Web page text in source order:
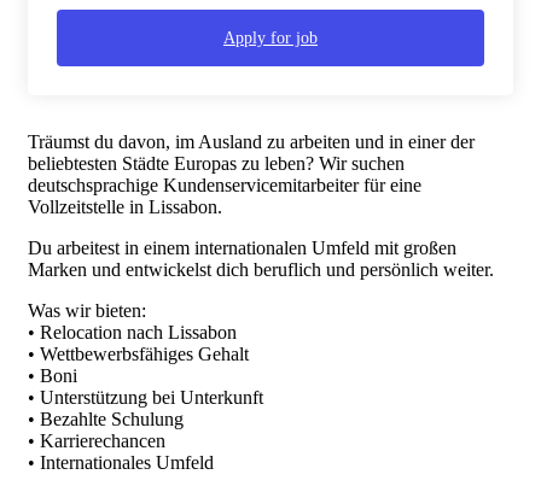
Apply for job
Träumst du davon, im Ausland zu arbeiten und in einer der
beliebtesten Städte Europas zu leben? Wir suchen
deutschsprachige Kundenservicemitarbeiter für eine
Vollzeitstelle in Lissabon.
Du arbeitest in einem internationalen Umfeld mit großen
Marken und entwickelst dich beruflich und persönlich weiter.
Was wir bieten:
• Relocation nach Lissabon
• Wettbewerbsfähiges Gehalt
• Boni
• Unterstützung bei Unterkunft
• Bezahlte Schulung
• Karrierechancen
• Internationales Umfeld